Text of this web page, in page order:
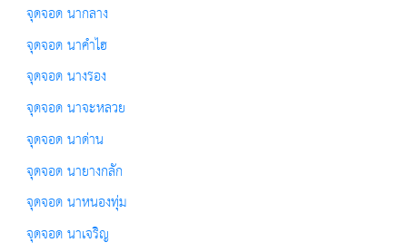
จุดจอด นากลาง
จุดจอด นาคำไฮ
จุดจอด นางรอง
จุดจอด นาจะหลวย
จุดจอด นาด่าน
จุดจอด นายางกลัก
จุดจอด นาหนองทุ่ม
จุดจอด นาเจริญ